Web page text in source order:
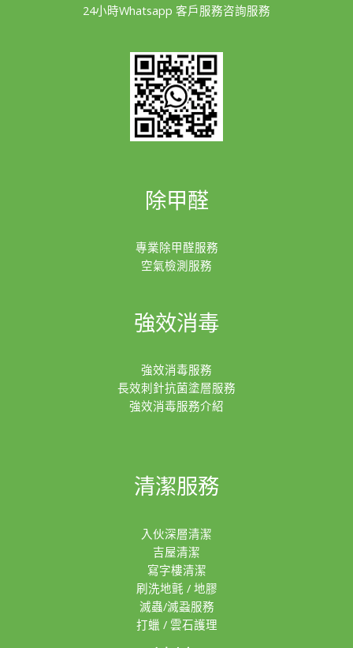
24小時Whatsapp 客戶服務咨詢服務
除甲醛
專業除甲醛服務
空氣檢測服務
強效消毒
強效消毒服務
長效刺針抗菌塗層服務
強效消毒服務介紹
清潔服務
入伙深層清潔
吉屋清潔
寫字樓清潔
刷洗地氈 / 地膠
滅蟲/滅蝨服務
打蠟 / 雲石護理